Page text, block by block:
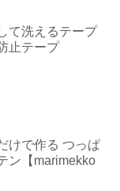
て洗えるテープ
止テープ
けで作る つっぱ
ン【marimekko